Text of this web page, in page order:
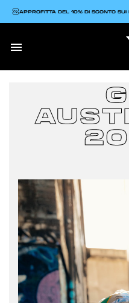

APPROFITTA DEL 10% DI SCONTO